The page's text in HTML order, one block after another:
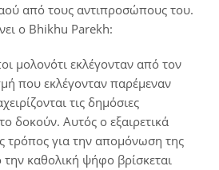
από τους αντιπροσώπους του.
ο Bhikhu Parekh:
μολονότι εκλέγονταν από τον
που εκλέγονταν παρέμεναν
τις δημόσιες
δοκούν. Αυτός ο εξαιρετικά
τρόπος για την απομόνωση της
καθολική ψήφο βρίσκεται